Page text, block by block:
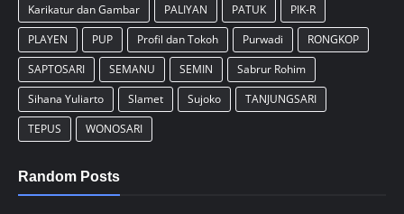
Karikatur dan Gambar
PALIYAN PATUK
PIK-R
PLAYEN
PUP Profil dan Tokoh Purwadi
RONGKOP
SAPTOSARI
SEMANU SEMIN
Sabrur Rohim
Sihana Yuliarto
Slamet Sujoko
TANJUNGSARI
TEPUS
WONOSARI
Random Posts